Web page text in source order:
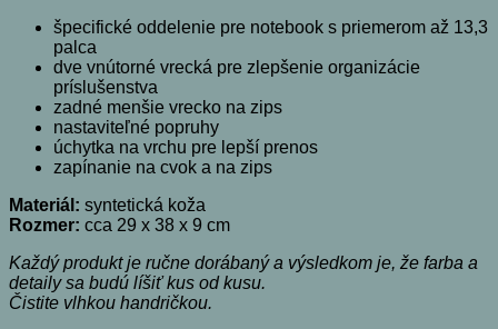
špecifické oddelenie pre notebook s priemerom až 13,3
palca
dve vnútorné vrecká pre zlepšenie organizácie
príslušenstva
zadné menšie vrecko na zips
nastaviteľné popruhy
úchytka na vrchu pre lepší prenos
zapínanie na cvok a na zips
Materiál: syntetická koža
Rozmer: cca 29 x 38 x 9 cm
Každý produkt je ručne dorábaný a výsledkom je, že farba a
detaily sa budú líšiť kus od kusu.
Čistite vlhkou handričkou.